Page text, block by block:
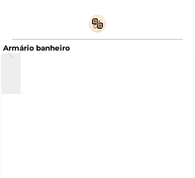
Armário banheiro